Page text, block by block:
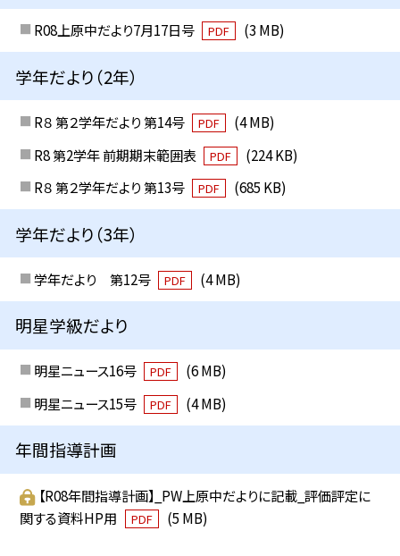
R08上原中だより7月17日号 PDF (3 MB)
学年だより（2年）
R８ 第２学年だより 第14号 PDF
(4 MB)
R8 第2学年 前期期末範囲表
PDF
(224 KB)
R８ 第２学年だより 第13号
PDF (685 KB)
学年だより（3年）
学年だより 第12号 PDF (4 MB)
明星学級だより
明星ニュース16号 PDF
(6 MB)
明星ニュース15号
PDF (4 MB)
年間指導計画
【R08年間指導計画】_PW上原中だよりに記載_評価評定に
関する資料HP用
PDF (5 MB)